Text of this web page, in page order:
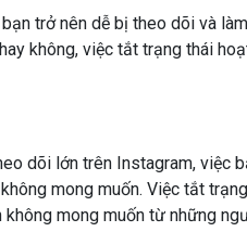
trở nên dễ bị theo dõi và
không, việc tắt trạng thái
dõi lớn trên Instagram, việc
mong muốn. Việc tắt
mong muốn từ những